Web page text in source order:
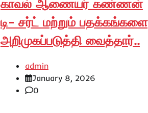
காவல் ஆணையர் கண்ணன்
டி- சர்ட் மற்றும் பதக்கங்களை
அறிமுகப்படுத்தி வைத்தார்..
admin
January 8, 2026
0